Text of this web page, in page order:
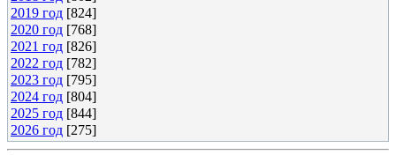
2019 год [824]
2020 год [768]
2021 год [826]
2022 год [782]
2023 год [795]
2024 год [804]
2025 год [844]
2026 год [275]